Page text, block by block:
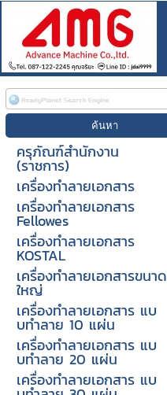
ครุภัณฑ์สำนักงาน
(ราชการ)
เครื่องทำลายเอกสาร
เครื่องทำลายเอกสาร
Fellowes
เครื่องทำลายเอกสาร
KOSTAL
เครื่องทำลายเอกสารขนาด
ใหญ่
เครื่องทําลายเอกสาร แบ
บทําลาย 10 แผ่น
เครื่องทําลายเอกสาร แบ
บทําลาย 20 แผ่น
เครื่องทําลายเอกสาร แบ